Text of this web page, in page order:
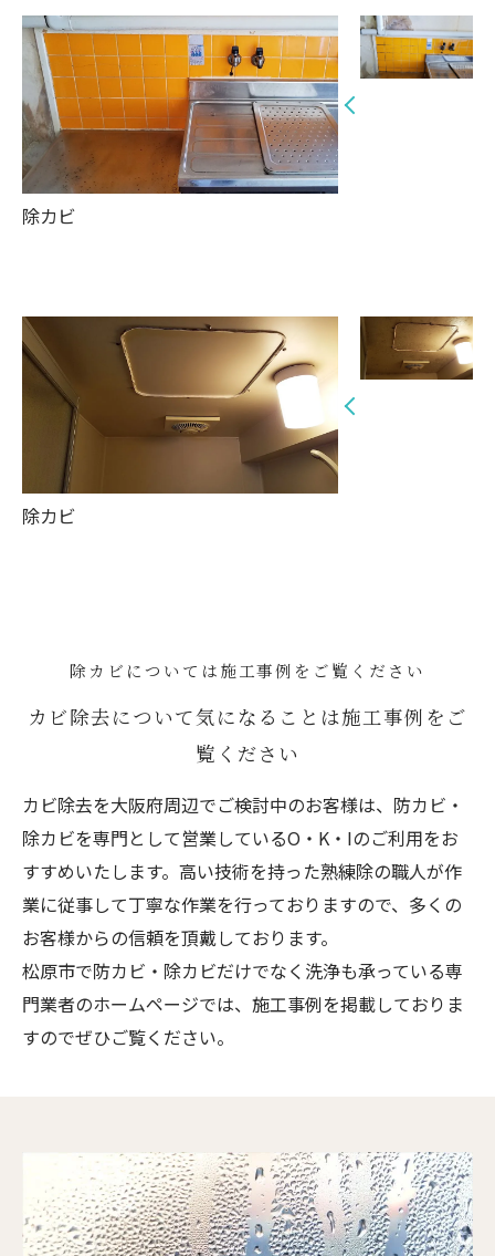
除カビ
除カビ
除カビについては施工事例をご覧ください
カビ除去について気になることは施工事例をご
覧ください
カビ除去を大阪府周辺でご検討中のお客様は、防カビ・
除カビを専門として営業しているO・K・Iのご利用をお
すすめいたします。高い技術を持った熟練除の職人が作
業に従事して丁寧な作業を行っておりますので、多くの
お客様からの信頼を頂戴しております。
松原市で防カビ・除カビだけでなく洗浄も承っている専
門業者のホームページでは、施工事例を掲載しておりま
すのでぜひご覧ください。